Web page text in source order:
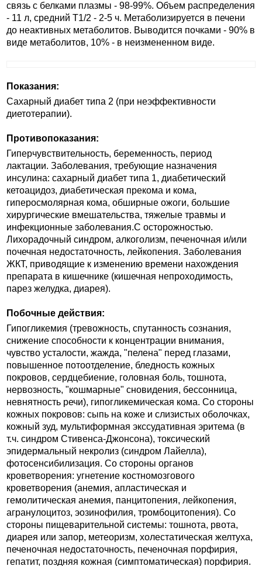
связь с белками плазмы - 98-99%. Объем распределения
- 11 л, средний T1/2 - 2-5 ч. Метаболизируется в печени
до неактивных метаболитов. Выводится почками - 90% в
виде метаболитов, 10% - в неизмененном виде.
Показания:
Сахарный диабет типа 2 (при неэффективности
диетотерапии).
Противопоказания:
Гиперчувствительность, беременность, период
лактации. Заболевания, требующие назначения
инсулина: сахарный диабет типа 1, диабетический
кетоацидоз, диабетическая прекома и кома,
гиперосмолярная кома, обширные ожоги, большие
хирургические вмешательства, тяжелые травмы и
инфекционные заболевания.C осторожностью.
Лихорадочный синдром, алкоголизм, печеночная и/или
почечная недостаточность, лейкопения. Заболевания
ЖКТ, приводящие к изменению времени нахождения
препарата в кишечнике (кишечная непроходимость,
парез желудка, диарея).
Побочные действия:
Гипогликемия (тревожность, спутанность сознания,
снижение способности к концентрации внимания,
чувство усталости, жажда, "пелена" перед глазами,
повышенное потоотделение, бледность кожных
покровов, сердцебиение, головная боль, тошнота,
нервозность, "кошмарные" сновидения, бессонница,
невнятность речи), гипогликемическая кома. Со стороны
кожных покровов: сыпь на коже и слизистых оболочках,
кожный зуд, мультиформная экссудативная эритема (в
т.ч. синдром Стивенса-Джонсона), токсический
эпидермальный некролиз (синдром Лайелла),
фотосенсибилизация. Со стороны органов
кроветворения: угнетение костномозгового
кроветворения (анемия, апластическая и
гемолитическая анемия, панцитопения, лейкопения,
агранулоцитоз, эозинофилия, тромбоцитопения). Со
стороны пищеварительной системы: тошнота, рвота,
диарея или запор, метеоризм, холестатическая желтуха,
печеночная недостаточность, печеночная порфирия,
гепатит, поздняя кожная (симптоматическая) порфирия.